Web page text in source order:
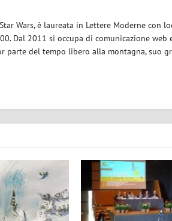
Wars, è laureata in Lettere Moderne con
Dal 2011 si occupa di comunicazione web
parte del tempo libero alla montagna, suo